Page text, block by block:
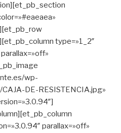
type=»1_2″
wp-
DE-RESISTENCIA.jpg»
parallax=»off»